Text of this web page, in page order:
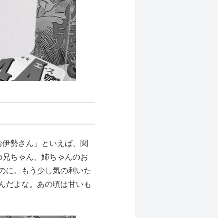
勢さん」といえば、関
ちゃん、姉ちゃんのお
に。もう少し気の利いた
だよな。あの頃は甘いも